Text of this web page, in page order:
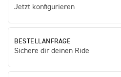
Jetzt konfigurieren
BESTELLANFRAGE
Sichere dir deinen Ride